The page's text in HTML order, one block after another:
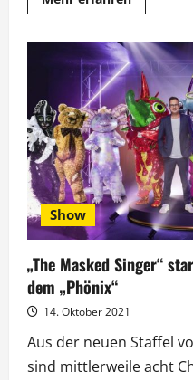
verstärkt
„The
Masked
Singer“
Show
„The Masked Singer“
dem „Phönix“
14. Oktober 2021
Aus der neuen Staffel
sind mittlerweile acht